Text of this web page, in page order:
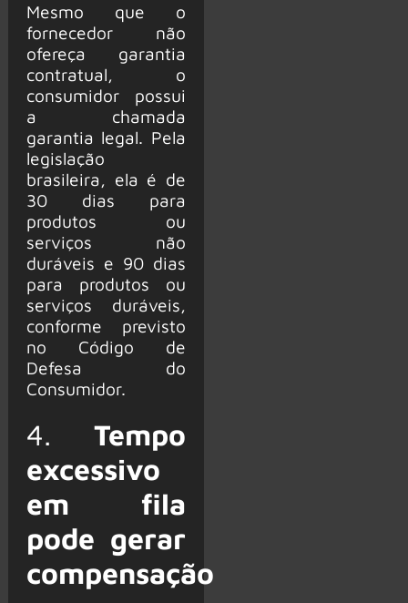
Mesmo que o
fornecedor não
ofereça garantia
contratual, o
consumidor possui
a chamada
garantia legal. Pela
legislação
brasileira, ela é de
30 dias para
produtos ou
serviços não
duráveis e 90 dias
para produtos ou
serviços duráveis,
conforme previsto
no Código de
Defesa do
Consumidor.
4. Tempo
excessivo
em fila
pode gerar
compensação